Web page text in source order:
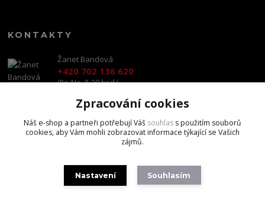
KONTAKTY
Žanet Bandová
+420 702 136 620
(Po-Ne, 8-20 hod.)
shop@brandscapital.cz
Zpracování cookies
Náš e-shop a partneři potřebují Váš souhlas s použitím souborů
cookies, aby Vám mohli zobrazovat informace týkající se Vašich
zájmů.
Nastavení Souhlasím